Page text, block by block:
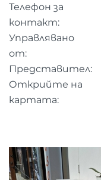
Телефон за
контакт:
Управлявано
от:
Представител:
Открийте на
картата: